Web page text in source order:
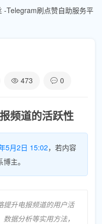
-Telegram刷点赞自助服务平
473 0
频道的活跃性
5月2日 15:02，若内容
主。
提升电报频道的用户活
据分析等实用方法，